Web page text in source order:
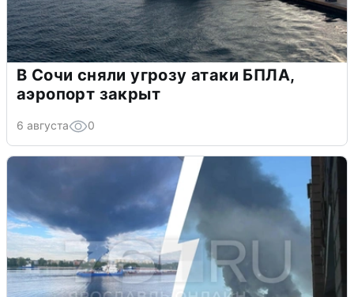
В Сочи сняли угрозу атаки БПЛА,
аэропорт закрыт
6 августа 0